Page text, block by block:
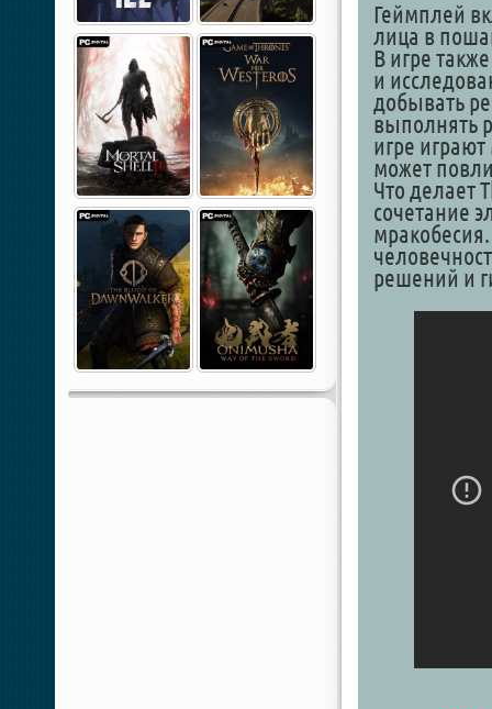
Геймплей
лица в
В игре
и
добывать
выполнять
игре
может
Что делает
сочетание
решений и